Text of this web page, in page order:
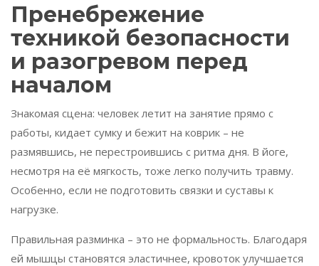
Пренебрежение
техникой безопасности
и разогревом перед
началом
Знакомая сцена: человек летит на занятие прямо с
работы, кидает сумку и бежит на коврик – не
размявшись, не перестроившись с ритма дня. В йоге,
несмотря на её мягкость, тоже легко получить травму.
Особенно, если не подготовить связки и суставы к
нагрузке.
Правильная разминка – это не формальность. Благодаря
ей мышцы становятся эластичнее, кровоток улучшается